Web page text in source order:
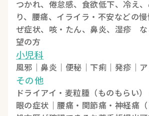
つかれ、倦怠感、食欲低下、冷え
り、腰痛、イライラ・不安などの
ぜ症状、咳・たん、鼻炎、湿疹 な
望の方
小児科
風邪｜鼻炎｜便秘｜下痢｜発疹｜
その他
ドライアイ・麦粒腫（ものもらい
眼の症状｜腰痛・関節痛・神経痛